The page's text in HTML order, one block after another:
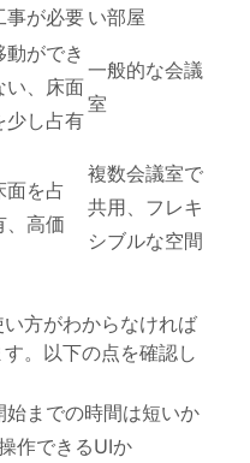
事が必要 い部屋
動ができ
い、床面
少し占有
一般的な会議
室
面を占
、高価
複数会議室で
共用、フレキ
シブルな空間
方がわからなければ
。以下の点を確認し
までの時間は短いか
作できるUIか